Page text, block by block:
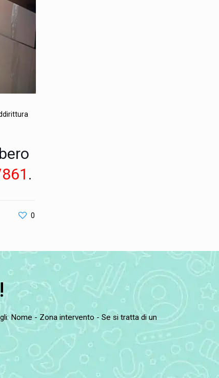
.
0
Nome - Zona intervento - Se si tratta di un